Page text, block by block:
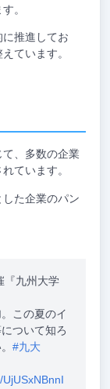
。
推進してお
ています。
、多数の企業
ています。
た企業のパン
『九州大学
この夏のイ
ついて知ろ
#九大